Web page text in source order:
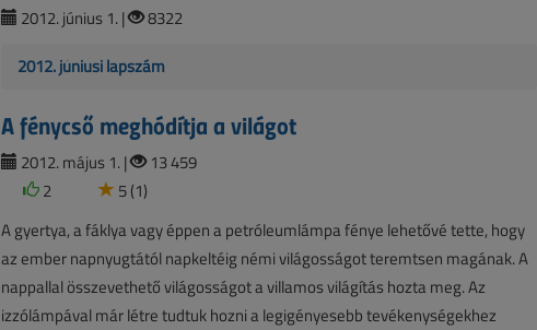
2012. június 1. | 8322
2012. júniusi lapszám
A fénycső meghódítja a világot
2012. május 1. |
13 459
2
5 (1)
A gyertya, a fáklya vagy éppen a petróleumlámpa fénye lehetővé tette, hogy
az ember napnyugtától napkeltéig némi világosságot teremtsen magának. A
nappallal összevethető világosságot a villamos világítás hozta meg. Az
izzólámpával már létre tudtuk hozni a legigényesebb tevékenységekhez